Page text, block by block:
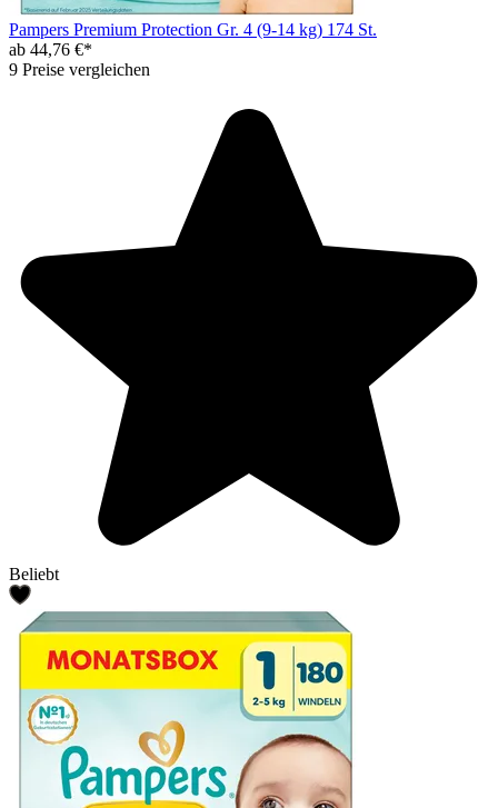
Pampers Premium Protection Gr. 4 (9-14 kg) 174 St.
ab 44,76 €*
9 Preise vergleichen
Beliebt